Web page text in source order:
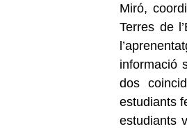
Miró,
Terres de
informació
dos
estudiants
estudiants